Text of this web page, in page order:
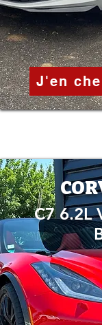
J'en
C7 6.2L